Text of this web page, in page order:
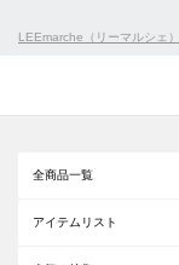
LEEmarche（リーマルシェ）
全商品一覧
アイテムリスト